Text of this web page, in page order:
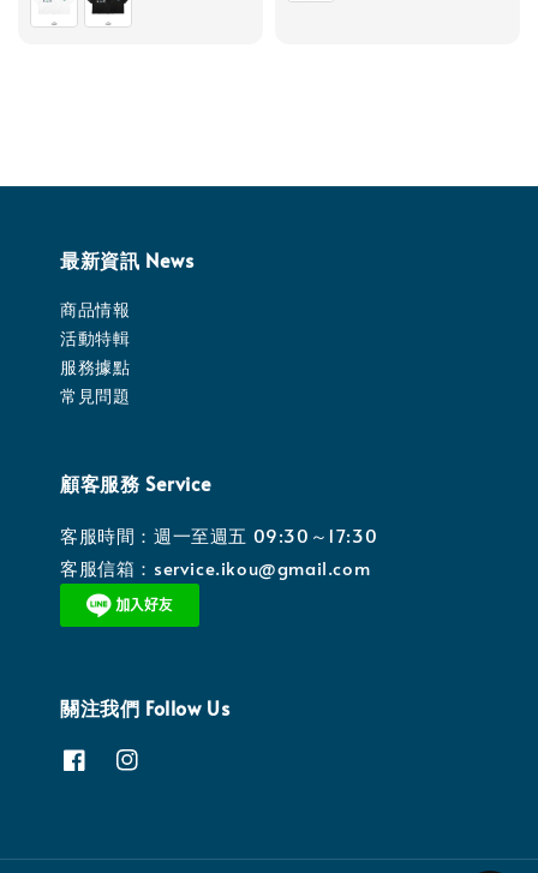
最新資訊 News
商品情報
活動特輯
服務據點
常見問題
顧客服務 Service
客服時間：週一至週五 09:30～17:30
客服信箱：service.ikou@gmail.com
關注我們 Follow Us